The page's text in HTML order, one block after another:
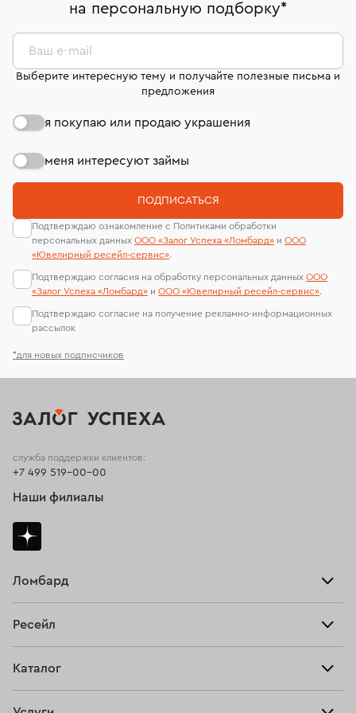
дней на возврат. Детальные условия возврата
комиссионных украшений и часов смотрите на
странице«Возврат украшений»
сертификаты МГУ и других геммологических
лабораторий
на персональную подборку*
*для новых подписчиков
Ваш e-mail
Выберите интересную тему и получайте полезные письма и
предложения
я покупаю или продаю украшения
меня интересуют займы
ПОДПИСАТЬСЯ
Подтверждаю ознакомление с Политиками обработки
персональных данных ООО «Залог Успеха «Ломбард» и ООО
«Ювелирный ресейл-сервиc».
Подтверждаю согласия на обработку персональных данных ООО
«Залог Успеха «Ломбард» и ООО «Ювелирный ресейл-сервиc».
Подтверждаю согласие на получение рекламно-информационных
рассылок
Ломбард
Тарифы
Ресейл
Каталог
служба поддержки клиентов:
+7 499 519-00-00
Наши филиалы